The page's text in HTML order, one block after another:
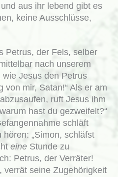
aus ihr lebend gibt es
keine Ausschlüsse,
Petrus, der Fels, selber
nach unserem
Jesus den Petrus
von mir, Satan!“ Als er am
ruft Jesus ihm
hast du gezweifelt?“
schläft
„Simon, schläfst
eine Stunde zu
Petrus, der Verräter!
verrät seine Zugehörigkeit